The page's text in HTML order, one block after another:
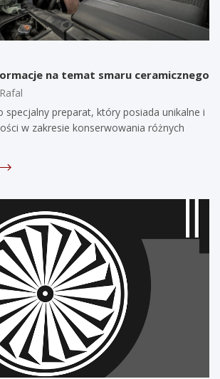
na temat smaru ceramicznego
Rafal
specjalny preparat, który posiada unikalne i
w zakresie konserwowania różnych